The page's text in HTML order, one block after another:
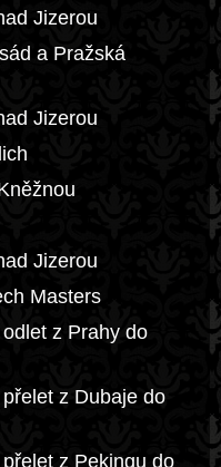
Jizerou
a Pražská
Jizerou
Jizerou
Masters
z Prahy do
z Dubaje do
z Pekingu do